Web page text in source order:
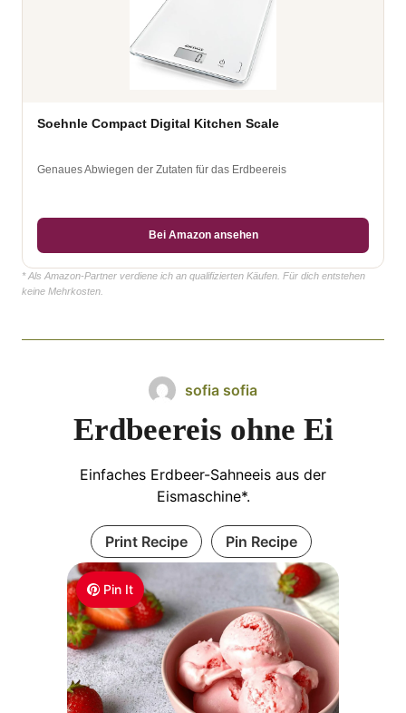
Soehnle Compact Digital Kitchen Scale
Genaues Abwiegen der Zutaten für das Erdbeereis
Bei Amazon ansehen
* Als Amazon-Partner verdiene ich an qualifizierten Käufen. Für dich entstehen
keine Mehrkosten.
Pin It
sofia sofia
Erdbeereis ohne Ei
Einfaches Erdbeer-Sahneeis aus der
Eismaschine*.
Print Recipe Pin Recipe